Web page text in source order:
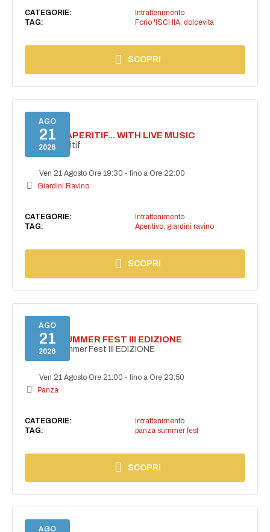
CATEGORIE:
Intrattenimento
TAG:
Forio 'ISCHIA, dolcevita
SCOPRI
AGO
21
2026
SECRET APERITIF... WITH LIVE MUSIC
Secret aperitif
Ven 21 Agosto Ore 19:30 -fino a Ore 22:00
Giardini Ravino
CATEGORIE:
Intrattenimento
TAG:
Aperitivo, giardini ravino
SCOPRI
AGO
21
2026
PANZA SUMMER FEST III EDIZIONE
PANZA Summer Fest III EDIZIONE
Ven 21 Agosto Ore 21:00 -fino a Ore 23:50
Panza
CATEGORIE:
Intrattenimento
TAG:
panza summer fest
SCOPRI
AGO